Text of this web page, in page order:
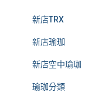
新店TRX
新店瑜珈
新店空中瑜珈
瑜珈分類